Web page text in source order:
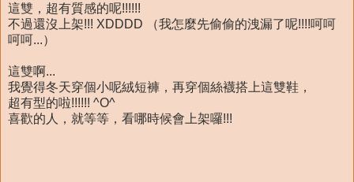
這雙，超有質感的呢!!!!!!
不過還沒上架!!! XDDDD （我怎麼先偷偷的洩漏了呢!!!!呵呵
呵呵...）
這雙啊...
我覺得冬天穿個小呢絨短褲，再穿個絲襪搭上這雙鞋，
超有型的啦!!!!!! ^O^
喜歡的人，就等等，看哪時候會上架囉!!!